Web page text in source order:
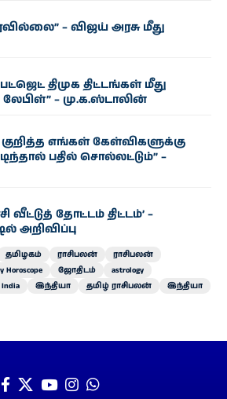
– விஜய் அரசு மீது
திமுக திட்டங்கள் மீது
லேபிள்” – மு.க.ஸ்டாலின்
குறித்த எங்கள் கேள்விகளுக்கு
பதில் சொல்லட்டும்” –
வீட்டுத் தோட்டம் திட்டம்’ –
அறிவிப்பு
தமிழகம் ராசிபலன்
ராசிபலன்
Horoscope ஜோதிடம்
astrology
India இந்தியா தமிழ் ராசிபலன்
இந்தியா